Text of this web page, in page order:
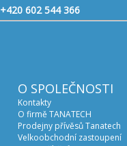
+420 602 544 366
O SPOLEČNOSTI
Kontakty
O firmě TANATECH
Prodejny přívěsů Tanatech
Velkoobchodní zastoupení